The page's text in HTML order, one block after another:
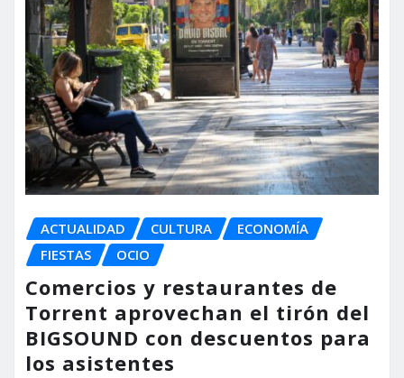
ACTUALIDAD CULTURA
ECONOMÍA
FIESTAS
OCIO
Comercios y restaurantes de
Torrent aprovechan el tirón del
BIGSOUND con descuentos para
los asistentes